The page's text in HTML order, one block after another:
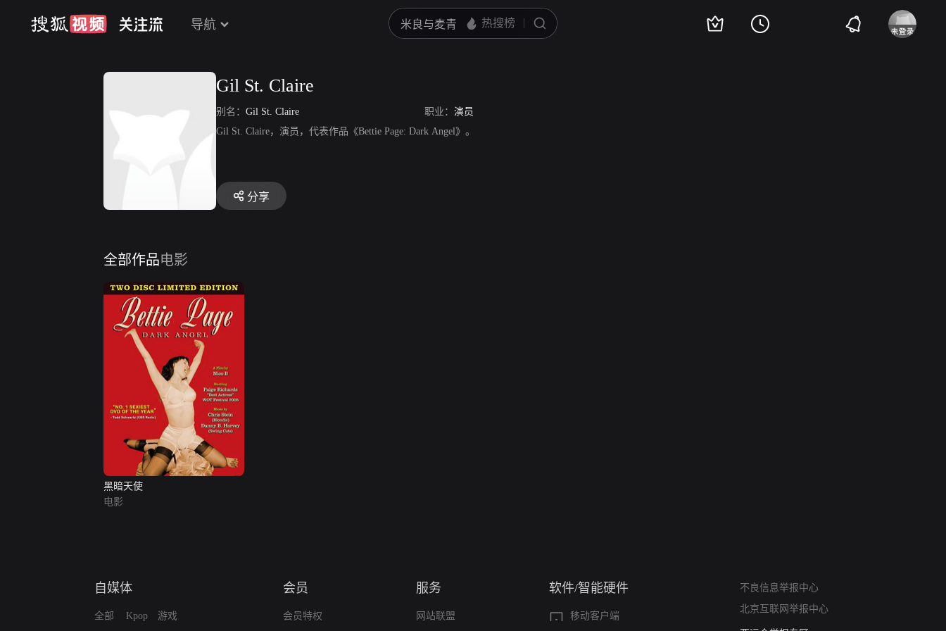
导航
Gil St. Claire
别名： Gil St. Claire 职业： 演员
Gil St. Claire，演员，代表作品《Bettie Page: Dark Angel》。
分享
全部作品电影
黑暗天使
电影
自媒体
全部 Kpop 游戏
会员
会员特权
服务
网站联盟
软件/智能硬件
移动客户端
不良信息举报中心
北京互联网举报中心
算法推荐专项举报